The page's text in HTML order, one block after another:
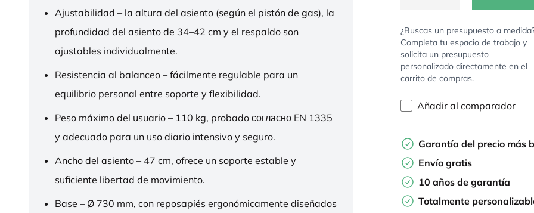
Ajustabilidad – la altura del asiento (según el pistón de gas), la
profundidad del asiento de 34–42 cm y el respaldo son
ajustables individualmente.
Resistencia al balanceo – fácilmente regulable para un
equilibrio personal entre soporte y flexibilidad.
Peso máximo del usuario – 110 kg, probado согласно EN 1335
y adecuado para un uso diario intensivo y seguro.
Ancho del asiento – 47 cm, ofrece un soporte estable y
suficiente libertad de movimiento.
Base – Ø 730 mm, con reposapiés ergonómicamente diseñados
¿Buscas un presupuesto a
Completa tu espacio de trabajo y
solicita un presupuesto
personalizado directamente en el
carrito de compras.
Añadir al comparador
Garantía del precio más
Envío gratis
10 años de garantía
Totalmente